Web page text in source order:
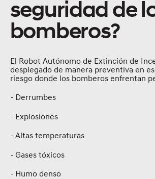
seguridad de
bomberos?
El Robot Autónomo de Extinción de
desplegado de manera preventiva en
riesgo donde los bomberos enfrentan
- Derrumbes
- Explosiones
- Altas temperaturas
- Gases tóxicos
- Humo denso